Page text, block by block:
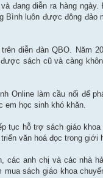
đang diễn ra hàng ngày.
Bình luôn được đông đảo
diễn đàn QBO. Năm
sách cũ và càng
Online làm cầu nối để
em học sinh khó khăn.
tục hỗ trợ sách giáo
văn hoá đọc trong giới
các anh chị và các nhà
sách giáo khoa